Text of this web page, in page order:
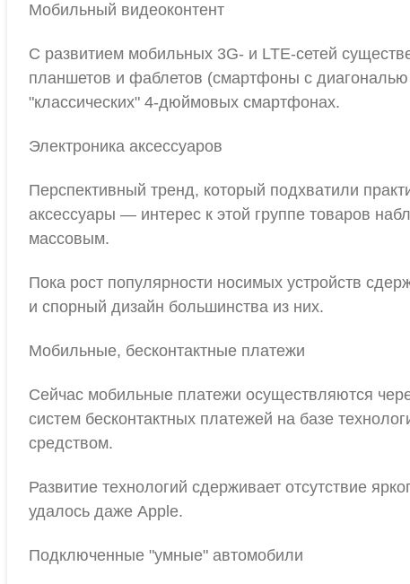
Мобильный видеоконтент
С развитием мобильных 3G- и LTE-сетей
планшетов и фаблетов (смартфоны с
"классических" 4-дюймовых смартфонах.
Электроника аксессуаров
Перспективный тренд, который подхватили
аксессуары — интерес к этой группе товаров
массовым.
Пока рост популярности носимых устройств
и спорный дизайн большинства из них.
Мобильные, бесконтактные платежи
Сейчас мобильные платежи осуществляются
систем бесконтактных платежей на базе
средством.
Развитие технологий сдерживает отсутствие
удалось даже Apple.
Подключенные "умные" автомобили